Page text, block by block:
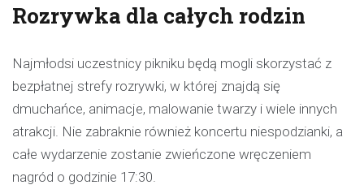
Rozrywka dla całych rodzin
Najmłodsi uczestnicy pikniku będą mogli skorzystać z
bezpłatnej strefy rozrywki, w której znajdą się
dmuchańce, animacje, malowanie twarzy i wiele innych
atrakcji. Nie zabraknie również koncertu niespodzianki, a
całe wydarzenie zostanie zwieńczone wręczeniem
nagród o godzinie 17:30.